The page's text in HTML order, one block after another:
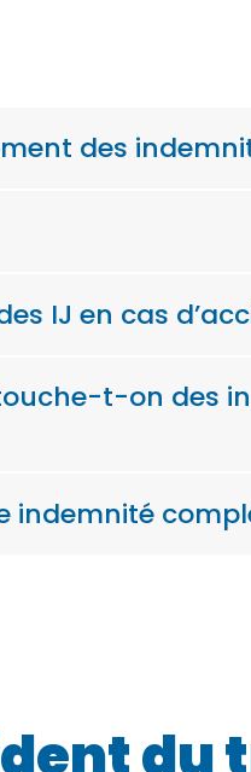
des
IJ en cas
t-on des
indemnité